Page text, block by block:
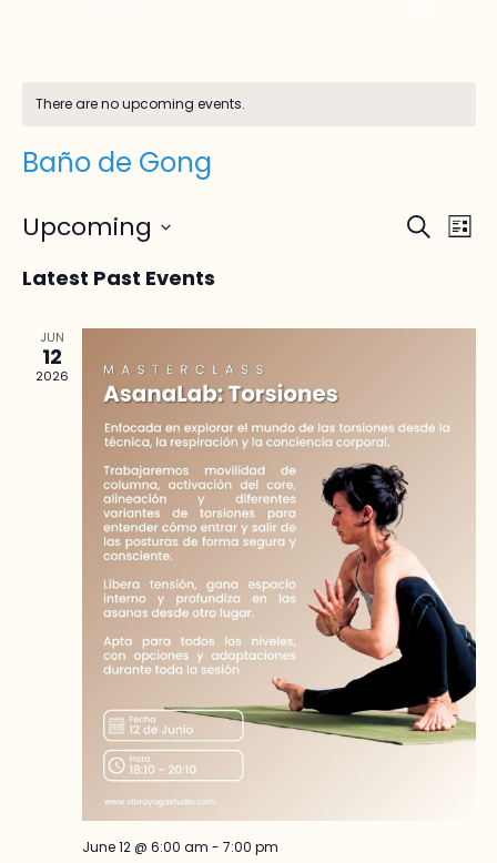
There are no upcoming events.
Baño de Gong
Events
Search
List
Upcoming
date.
Latest Past Events
JUN
12
2026
June 12 @ 6:00 am - 7:00 pm